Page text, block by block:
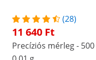
(28)
11 640 Ft
Precíziós mérleg -